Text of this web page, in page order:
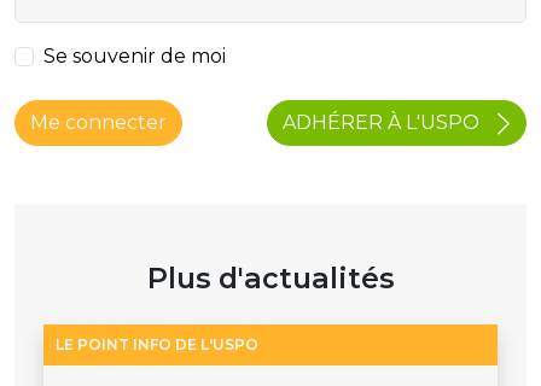
Se souvenir de moi
Me connecter ADHÉRER À L'USPO
Plus d'actualités
LE POINT INFO DE L'USPO